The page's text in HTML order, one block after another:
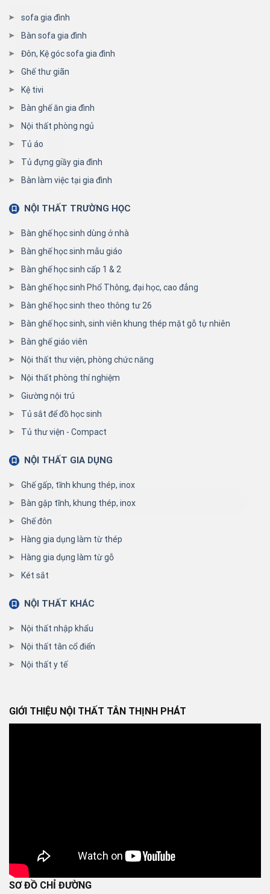
sofa gia đình
Bàn sofa gia đình
Đôn, Kệ góc sofa gia đình
Ghế thư giãn
Kệ tivi
Bàn ghế ăn gia đình
Nội thất phòng ngủ
Tủ áo
Tủ đựng giầy gia đình
Bàn làm việc tại gia đình
NỘI THẤT TRƯỜNG HỌC
Bàn ghế học sinh dùng ở nhà
Bàn ghế học sinh mẫu giáo
Bàn ghế học sinh cấp 1 & 2
Bàn ghế học sinh Phổ Thông, đại học, cao đẳng
Bàn ghế học sinh theo thông tư 26
Bàn ghế học sinh, sinh viên khung thép mặt gỗ tự nhiên
Bàn ghế giáo viên
Nội thất thư viện, phòng chức năng
Nội thất phòng thí nghiệm
Giường nội trú
Tủ sắt để đồ học sinh
Tủ thư viện - Compact
NỘI THẤT GIA DỤNG
Ghế gấp, tĩnh khung thép, inox
Bàn gập tĩnh, khung thép, inox
Ghế đôn
Hàng gia dụng làm từ thép
Hàng gia dụng làm từ gỗ
Két sắt
NỘI THẤT KHÁC
Nội thất nhập khẩu
Nội thất tân cổ điển
Nội thất y tế
GIỚI THIỆU NỘI THẤT TÂN THỊNH PHÁT
SƠ ĐỒ CHỈ ĐƯỜNG